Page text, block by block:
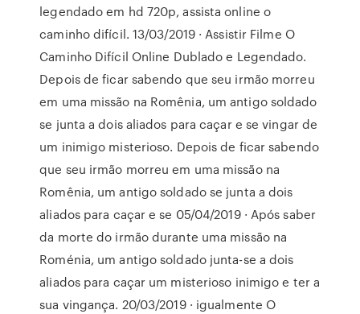
legendado em hd 720p, assista online o
caminho difícil. 13/03/2019 · Assistir Filme O
Caminho Difícil Online Dublado e Legendado.
Depois de ficar sabendo que seu irmão morreu
em uma missão na Romênia, um antigo soldado
se junta a dois aliados para caçar e se vingar de
um inimigo misterioso. Depois de ficar sabendo
que seu irmão morreu em uma missão na
Romênia, um antigo soldado se junta a dois
aliados para caçar e se 05/04/2019 · Após saber
da morte do irmão durante uma missão na
Roménia, um antigo soldado junta-se a dois
aliados para caçar um misterioso inimigo e ter a
sua vingança. 20/03/2019 · igualmente O